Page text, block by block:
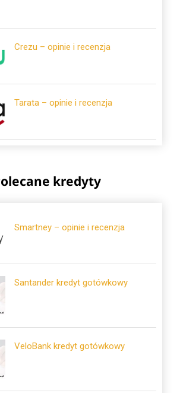
Crezu – opinie i recenzja
Tarata – opinie i recenzja
kredyty
Smartney – opinie i recenzja
Santander kredyt gotówkowy
VeloBank kredyt gotówkowy